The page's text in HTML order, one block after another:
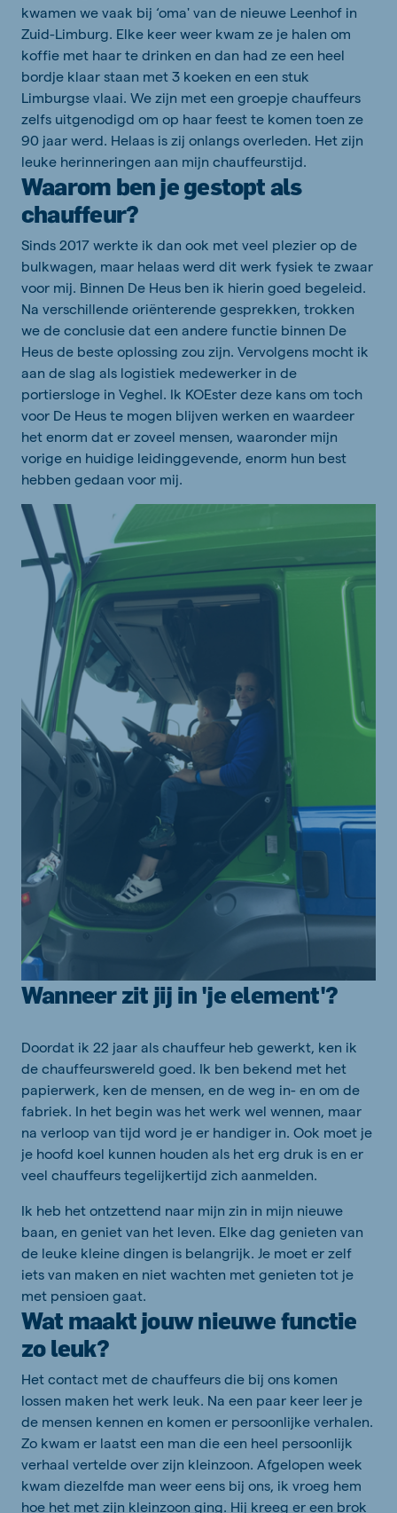
kwamen we vaak bij ‘oma' van de nieuwe Leenhof in
Zuid-Limburg. Elke keer weer kwam ze je halen om
koffie met haar te drinken en dan had ze een heel
bordje klaar staan met 3 koeken en een stuk
Limburgse vlaai. We zijn met een groepje chauffeurs
zelfs uitgenodigd om op haar feest te komen toen ze
90 jaar werd. Helaas is zij onlangs overleden. Het zijn
leuke herinneringen aan mijn chauffeurstijd.
Waarom ben je gestopt als
chauffeur?
Sinds 2017 werkte ik dan ook met veel plezier op de
bulkwagen, maar helaas werd dit werk fysiek te zwaar
voor mij. Binnen De Heus ben ik hierin goed begeleid.
Na verschillende oriënterende gesprekken, trokken
we de conclusie dat een andere functie binnen De
Heus de beste oplossing zou zijn. Vervolgens mocht ik
aan de slag als logistiek medewerker in de
portiersloge in Veghel. Ik KOEster deze kans om toch
voor De Heus te mogen blijven werken en waardeer
het enorm dat er zoveel mensen, waaronder mijn
vorige en huidige leidinggevende, enorm hun best
hebben gedaan voor mij.
Wanneer zit jij in 'je element'?
Doordat ik 22 jaar als chauffeur heb gewerkt, ken ik
de chauffeurswereld goed. Ik ben bekend met het
papierwerk, ken de mensen, en de weg in- en om de
fabriek. In het begin was het werk wel wennen, maar
na verloop van tijd word je er handiger in. Ook moet je
je hoofd koel kunnen houden als het erg druk is en er
veel chauffeurs tegelijkertijd zich aanmelden.
Ik heb het ontzettend naar mijn zin in mijn nieuwe
baan, en geniet van het leven. Elke dag genieten van
de leuke kleine dingen is belangrijk. Je moet er zelf
iets van maken en niet wachten met genieten tot je
met pensioen gaat.
Wat maakt jouw nieuwe functie
zo leuk?
Het contact met de chauffeurs die bij ons komen
lossen maken het werk leuk. Na een paar keer leer je
de mensen kennen en komen er persoonlijke verhalen.
Zo kwam er laatst een man die een heel persoonlijk
verhaal vertelde over zijn kleinzoon. Afgelopen week
kwam diezelfde man weer eens bij ons, ik vroeg hem
hoe het met zijn kleinzoon ging. Hij kreeg er een brok